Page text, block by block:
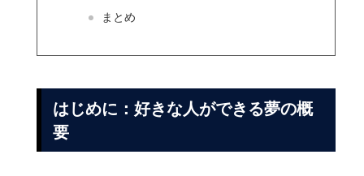
まとめ
はじめに：好きな人ができる夢の概
要